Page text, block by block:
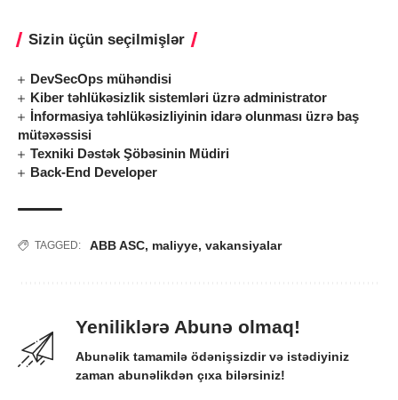
Sizin üçün seçilmişlər
DevSecOps mühəndisi
Kiber təhlükəsizlik sistemləri üzrə administrator
İnformasiya təhlükəsizliyinin idarə olunması üzrə baş
mütəxəssisi
Texniki Dəstək Şöbəsinin Müdiri
Back-End Developer
TAGGED: ABB ASC, maliyye, vakansiyalar
Yeniliklərə Abunə olmaq!
Abunəlik tamamilə ödənişsizdir və istədiyiniz
zaman abunəlikdən çıxa bilərsiniz!